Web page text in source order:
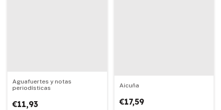
Aguafuertes y notas
periodísticas
€11,93
Aicuña
€17,59